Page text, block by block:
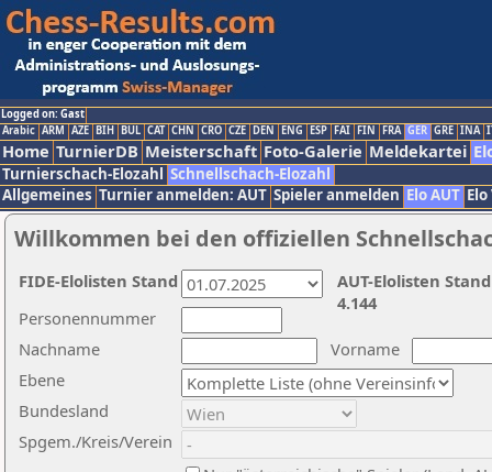
Logged on: Gast
Arabic ARM AZE BIH BUL CAT CHN CRO CZE DEN ENG ESP FAI FIN FRA GER GRE INA
Home TurnierDB Meisterschaft Foto-Galerie Meldekartei
Turnierschach-Elozahl Schnellschach-Elozahl
Allgemeines Turnier anmelden: AUT Spieler anmelden Elo AUT
Willkommen bei den offiziellen
Nachname
Vorname
Ebene
Personennummer
Bundesland
Spgem./Kreis/Verein
AUT-Elolisten
4.144
FIDE-Elolisten Stand